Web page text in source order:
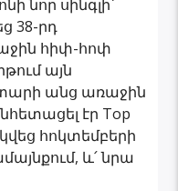
նոր սինգլի՝
38-րդ
հիփ-հոփ
այն
անց առաջին
էր Top
հոկտեմբերի
և՛ նրա